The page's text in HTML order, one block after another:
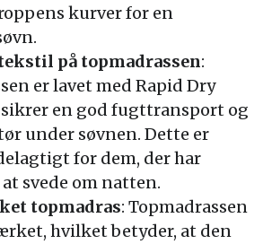
kurver for en
på topmadrassen:
er lavet med Rapid Dry
en god fugttransport og
under søvnen. Dette er
for dem, der har
svede om natten.
topmadras: Topmadrassen
hvilket betyder, at den